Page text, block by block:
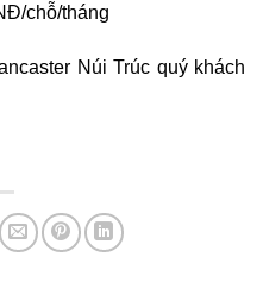
chỗ/tháng
Núi Trúc quý khách